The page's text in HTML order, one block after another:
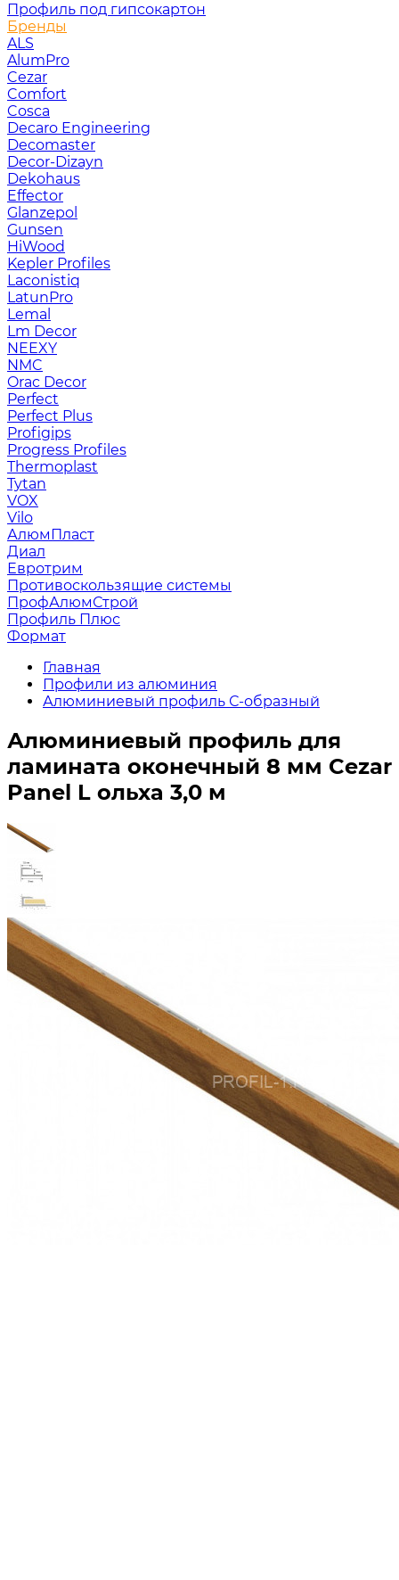
Профиль под гипсокартон
Бренды
ALS
AlumPro
Cezar
Comfort
Cosca
Decaro Engineering
Decomaster
Decor-Dizayn
Dekohaus
Effector
Glanzepol
Gunsen
HiWood
Kepler Profiles
Laconistiq
LatunPro
Lemal
Lm Decor
NEEXY
NMC
Orac Decor
Perfect
Perfect Plus
Profigips
Progress Profiles
Thermoplast
Tytan
VOX
Vilo
АлюмПласт
Диал
Евротрим
Противоскользящие системы
ПрофАлюмСтрой
Профиль Плюс
Формат
Главная
Профили из алюминия
Алюминиевый профиль С-образный
Алюминиевый профиль для
ламината оконечный 8 мм Cezar
Panel L ольха 3,0 м